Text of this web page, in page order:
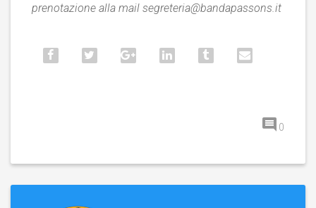
prenotazione alla mail segreteria@bandapassons.it
0